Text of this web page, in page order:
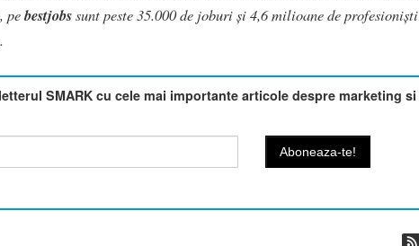
pebestjobssunt peste 35.000 de joburi și 4,6 milioane de profesioniști
SMARK cu cele mai importante articole despre marketing si